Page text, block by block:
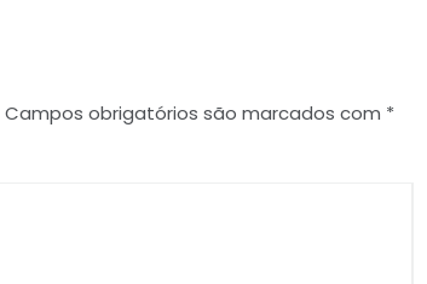
Campos obrigatórios são marcados com *